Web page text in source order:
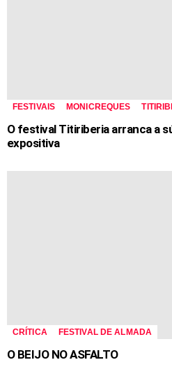
FESTIVAIS MONICREQUES
O festival Titiriberia arranca a
expositiva
CRÍTICA FESTIVAL DE ALMADA
O BEIJO NO ASFALTO